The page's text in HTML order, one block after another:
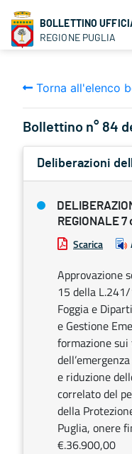
BOLLETTINO
REGIONE PUGLIA
Torna all'elenco
Bollettino n° 84
Deliberazioni
REGIONALE
Scarica
Approvazione
15 della
Foggia e
e Gestione
formazione
e riduzione
correlato del
della
Puglia, onere
€.36.900,00